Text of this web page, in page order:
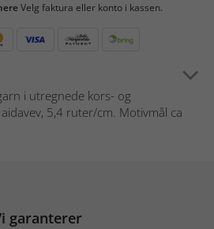
Velg faktura eller konto i kassen.
i utregnede kors- og
5,4 ruter/cm. Motivmål ca
garanterer